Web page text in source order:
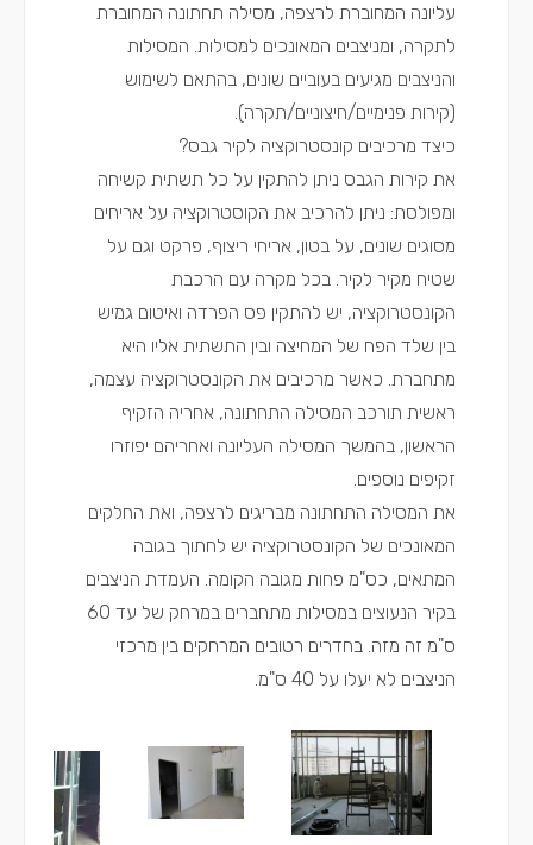
עליונה המחוברת לרצפה, מסילה תחתונה המחוברת
לתקרה, ומניצבים המאונכים למסילות. המסילות
והניצבים מגיעים בעוביים שונים, בהתאם לשימוש
(קירות פנימיים/חיצוניים/תקרה).
כיצד מרכיבים קונסטרוקציה לקיר גבס?
את קירות הגבס ניתן להתקין על כל תשתית קשיחה
ומפולסת: ניתן להרכיב את הקוסטרוקציה על אריחים
מסוגים שונים, על בטון, אריחי ריצוף, פרקט וגם על
שטיח מקיר לקיר. בכל מקרה עם הרכבת
הקונסטרוקציה, יש להתקין פס הפרדה ואיטום גמיש
בין שלד הפח של המחיצה ובין התשתית אליו היא
מתחברת. כאשר מרכיבים את הקונסטרוקציה עצמה,
ראשית תורכב המסילה התחתונה, אחריה הזקיף
הראשון, בהמשך המסילה העליונה ואחריהם יפוזרו
זקיפים נוספים.
את המסילה התחתונה מבריגים לרצפה, ואת החלקים
המאונכים של הקונסטרוקציה יש לחתוך בגובה
המתאים, כס"מ פחות מגובה הקומה. העמדת הניצבים
בקיר הנעוצים במסילות מתחברים במרחק של עד 60
ס"מ זה מזה. בחדרים רטובים המרחקים בין מרכזי
הניצבים לא יעלו על 40 ס"מ.